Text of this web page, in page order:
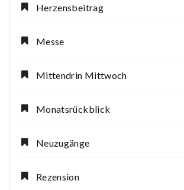
Herzensbeitrag
Messe
Mittendrin Mittwoch
Monatsrückblick
Neuzugänge
Rezension